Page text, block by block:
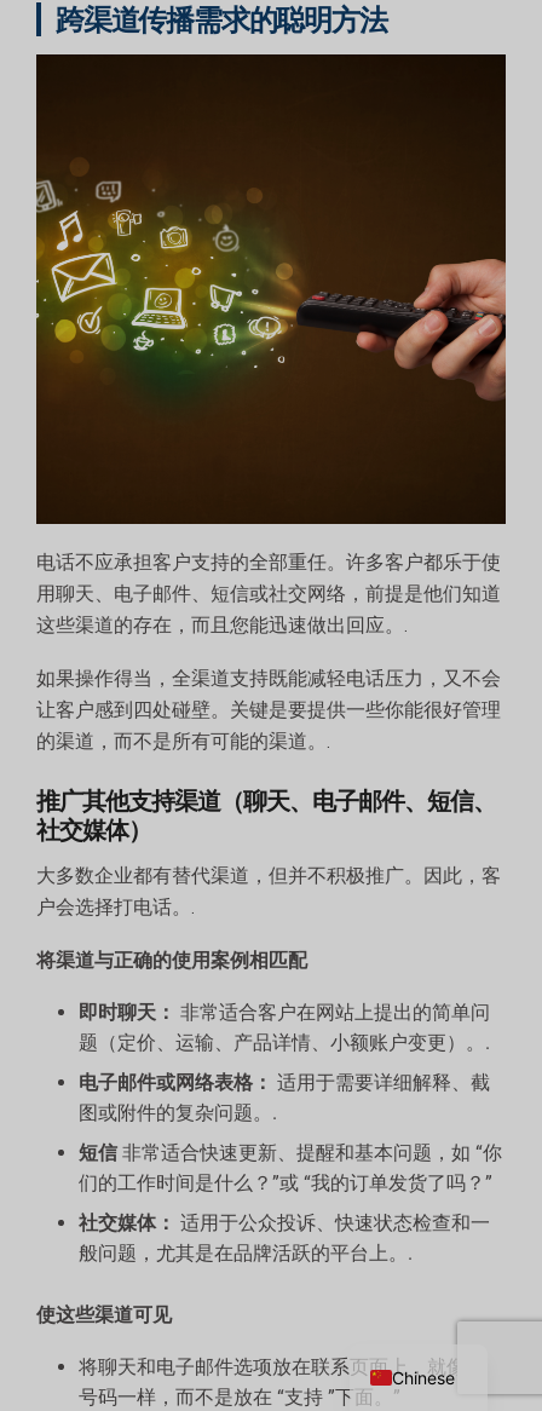
跨渠道传播需求的聪明方法
电话不应承担客户支持的全部重任。许多客户都乐于使
用聊天、电子邮件、短信或社交网络，前提是他们知道
这些渠道的存在，而且您能迅速做出回应。.
如果操作得当，全渠道支持既能减轻电话压力，又不会
让客户感到四处碰壁。关键是要提供一些你能很好管理
的渠道，而不是所有可能的渠道。.
推广其他支持渠道（聊天、电子邮件、短信、
社交媒体）
大多数企业都有替代渠道，但并不积极推广。因此，客
户会选择打电话。.
将渠道与正确的使用案例相匹配
即时聊天： 非常适合客户在网站上提出的简单问
题（定价、运输、产品详情、小额账户变更）。.
电子邮件或网络表格： 适用于需要详细解释、截
图或附件的复杂问题。.
短信 非常适合快速更新、提醒和基本问题，如 “你
们的工作时间是什么？”或 “我的订单发货了吗？”
社交媒体： 适用于公众投诉、快速状态检查和一
般问题，尤其是在品牌活跃的平台上。.
使这些渠道可见
将聊天和电子邮件选项放在联系页面上，就像电话
号码一样，而不是放在 “支持 ”下面。”
Chinese